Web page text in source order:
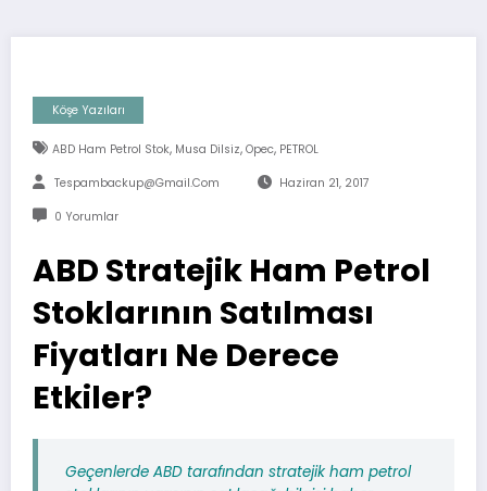
Köşe Yazıları
ABD Ham Petrol Stok, Musa Dilsiz, Opec, PETROL
Tespambackup@gmail.com Haziran 21, 2017
0 Yorumlar
ABD Stratejik Ham Petrol
Stoklarının Satılması
Fiyatları Ne Derece
Etkiler?
Geçenlerde ABD tarafından stratejik ham petrol